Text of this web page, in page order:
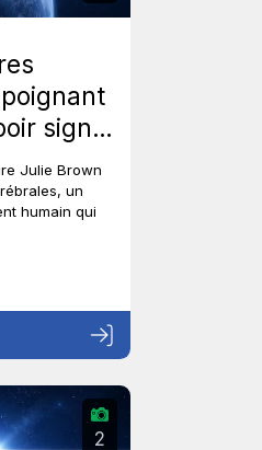
signé
Julie Brown
un
humain qui
2